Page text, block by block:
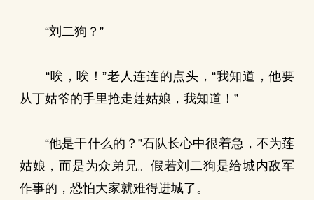
“刘二狗？”
“唉，唉！”老人连连的点头，“我知道，他要
从丁姑爷的手里抢走莲姑娘，我知道！”
“他是干什么的？”石队长心中很着急，不为莲
姑娘，而是为众弟兄。假若刘二狗是给城内敌军
作事的，恐怕大家就难得进城了。